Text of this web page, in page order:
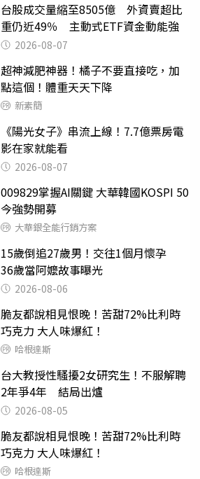
台股成交量縮至8505億 外資賣超比
重仍近49％ 主動式ETF資金動能強
2026-08-07
超神減肥神器！橘子不要直接吃，加
點這個！體重天天下降
新素簡
《陽光女子》串流上線！7.7億票房電
影在家就能看
2026-08-07
009829掌握AI關鍵 大華韓國KOSPI 50
今強勢開募
大華銀全能行銷方案
15歲倒追27歲男！交往1個月懷孕
36歲當阿嬤故事曝光
2026-08-06
脆友都說相見恨晚！苦甜72%比利時
巧克力 大人味爆紅！
哈根達斯
台大教授性騷擾2女研究生！不服解聘
2年爭4年 結局出爐
2026-08-05
脆友都說相見恨晚！苦甜72%比利時
巧克力 大人味爆紅！
哈根達斯